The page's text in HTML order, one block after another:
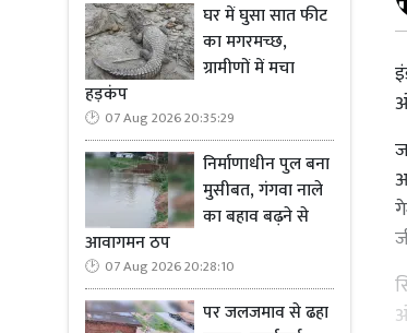
घर में घुसा सात फीट
का मगरमच्छ,
ग्रामीणों में मचा
हड़कंप
07 Aug 2026 20:35:29
निर्माणाधीन पुल बना
मुसीबत, गंगवा नाले
का बहाव बढ़ने से
आवागमन ठप
07 Aug 2026 20:28:10
पर जलजमाव से ढहा